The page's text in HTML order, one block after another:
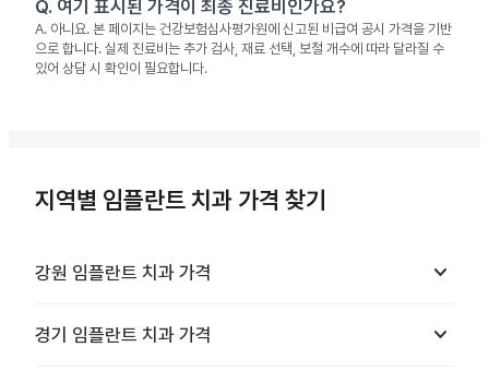
Q. 여기 표시된 가격이 최종 진료비인가요?
A. 아니요. 본 페이지는 건강보험심사평가원에 신고된 비급여 공시 가격을 기반
으로 합니다. 실제 진료비는 추가 검사, 재료 선택, 보철 개수에 따라 달라질 수
있어 상담 시 확인이 필요합니다.
지역별 임플란트 치과 가격 찾기
강원 임플란트 치과 가격 keyboard_arrow_down
경기 임플란트 치과 가격 keyboard_arrow_down